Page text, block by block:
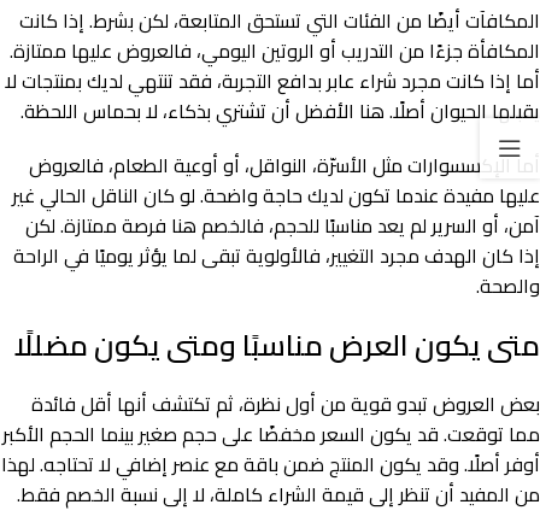
المكافآت أيضًا من الفئات التي تستحق المتابعة، لكن بشرط. إذا كانت
المكافأة جزءًا من التدريب أو الروتين اليومي، فالعروض عليها ممتازة.
أما إذا كانت مجرد شراء عابر بدافع التجربة، فقد تنتهي لديك بمنتجات لا
يقبلها الحيوان أصلًا. هنا الأفضل أن تشتري بذكاء، لا بحماس اللحظة.
أما الإكسسوارات مثل الأسرّة، النواقل، أو أوعية الطعام، فالعروض
عليها مفيدة عندما تكون لديك حاجة واضحة. لو كان الناقل الحالي غير
آمن، أو السرير لم يعد مناسبًا للحجم، فالخصم هنا فرصة ممتازة. لكن
إذا كان الهدف مجرد التغيير، فالأولوية تبقى لما يؤثر يوميًا في الراحة
والصحة.
متى يكون العرض مناسبًا ومتى يكون مضللًا
بعض العروض تبدو قوية من أول نظرة، ثم تكتشف أنها أقل فائدة
مما توقعت. قد يكون السعر مخفضًا على حجم صغير بينما الحجم الأكبر
أوفر أصلًا. وقد يكون المنتج ضمن باقة مع عنصر إضافي لا تحتاجه. لهذا
من المفيد أن تنظر إلى قيمة الشراء كاملة، لا إلى نسبة الخصم فقط.